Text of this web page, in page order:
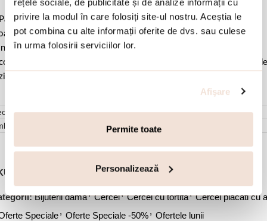
rețele sociale, de publicitate și de analize informații cu
privire la modul în care folosiți site-ul nostru. Aceștia le
pot combina cu alte informații oferite de dvs. sau culese
în urma folosirii serviciilor lor.
Afişare
Permite toate
Personalizează
bijuteria in ambalajul original sau intr-un saculet de catifea
pentru a evita frecarea sau lovirea de alte materiale. Evitati
cu apa si produsele cosmetice. Dupa fiecare purtare este
sa o lustruiti cu o laveta curata pentru a evita depunerea de
(0)
Bijuterii dama, Cercei, Cercei cu tortita, Cercei placati cu
Speciale, Oferte Speciale -50%, Ofertele lunii